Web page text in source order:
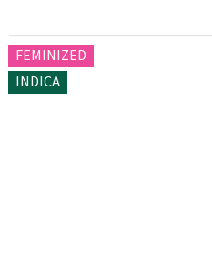
FEMINIZED
INDICA